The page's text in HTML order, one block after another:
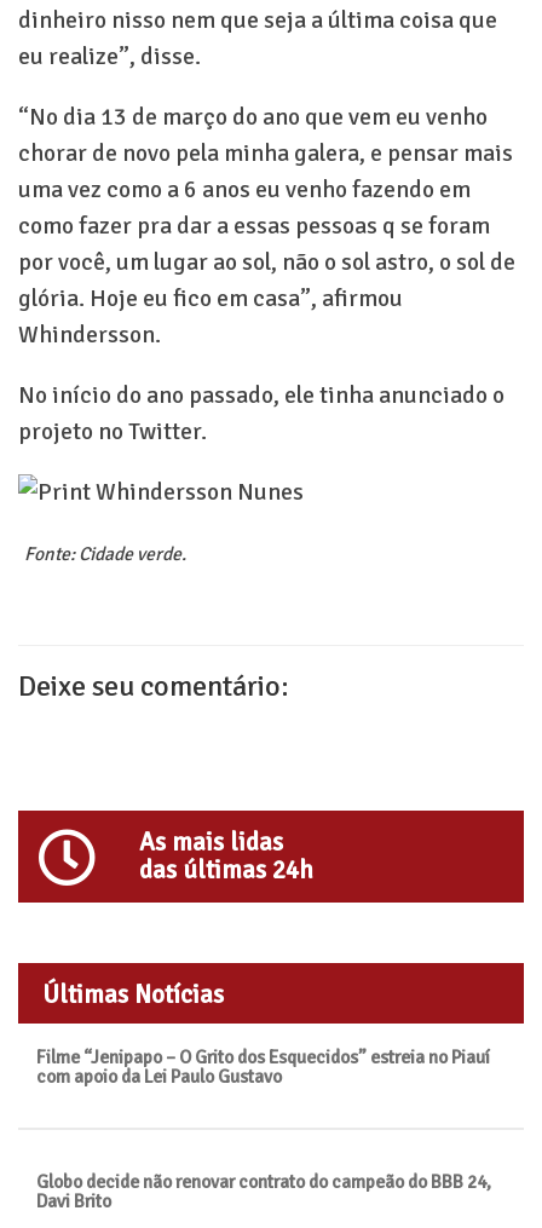
dinheiro nisso nem que seja a última coisa que
eu realize”, disse.
“No dia 13 de março do ano que vem eu venho
chorar de novo pela minha galera, e pensar mais
uma vez como a 6 anos eu venho fazendo em
como fazer pra dar a essas pessoas q se foram
por você, um lugar ao sol, não o sol astro, o sol de
glória. Hoje eu fico em casa”, afirmou
Whindersson.
No início do ano passado, ele tinha anunciado o
projeto no Twitter.
Fonte: Cidade verde.
Deixe seu comentário:
As mais lidas
das últimas 24h
Últimas Notícias
Filme “Jenipapo – O Grito dos Esquecidos” estreia no Piauí
com apoio da Lei Paulo Gustavo
Globo decide não renovar contrato do campeão do BBB 24,
Davi Brito